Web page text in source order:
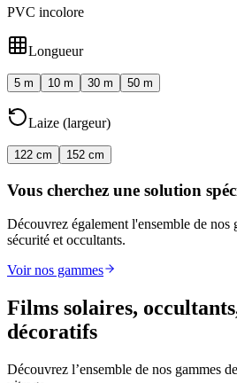
PVC incolore
Longueur
5 m 10 m 30 m 50 m
Laize (largeur)
122 cm 152 cm
Vous cherchez une solution
Découvrez également l'ensemble de nos
sécurité et occultants.
Voir nos gammes
Films solaires,
décoratifs
Découvrez l’ensemble de nos gammes